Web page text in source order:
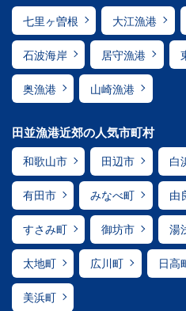
七里ヶ曽根 大江漁港
石波海岸 居守漁港
奥漁港 山崎漁港
田並漁港近郊の人気市町村
和歌山市 田辺市 白
有田市 みなべ町 由
すさみ町 御坊市 湯
太地町 広川町 日高
美浜町